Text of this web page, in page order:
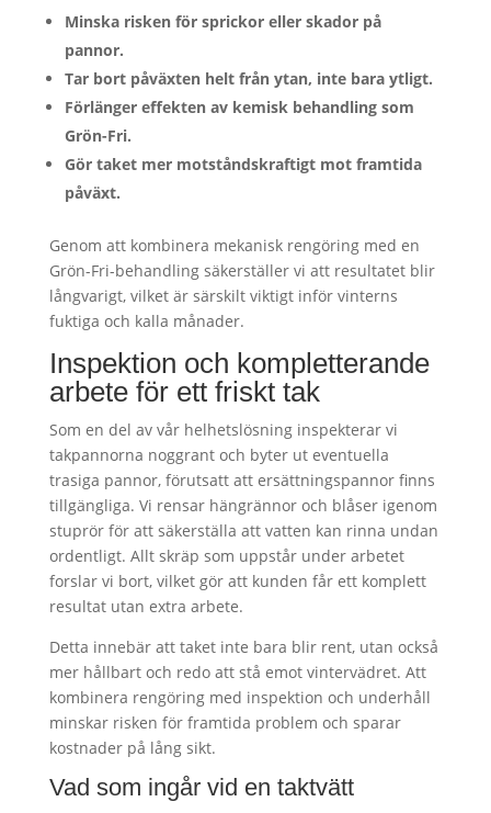
Minska risken för sprickor eller skador på
pannor.
Tar bort påväxten helt från ytan, inte bara ytligt.
Förlänger effekten av kemisk behandling som
Grön-Fri.
Gör taket mer motståndskraftigt mot framtida
påväxt.
Genom att kombinera mekanisk rengöring med en
Grön-Fri-behandling säkerställer vi att resultatet blir
långvarigt, vilket är särskilt viktigt inför vinterns
fuktiga och kalla månader.
Inspektion och kompletterande
arbete för ett friskt tak
Som en del av vår helhetslösning inspekterar vi
takpannorna noggrant och byter ut eventuella
trasiga pannor, förutsatt att ersättningspannor finns
tillgängliga. Vi rensar hängrännor och blåser igenom
stuprör för att säkerställa att vatten kan rinna undan
ordentligt. Allt skräp som uppstår under arbetet
forslar vi bort, vilket gör att kunden får ett komplett
resultat utan extra arbete.
Detta innebär att taket inte bara blir rent, utan också
mer hållbart och redo att stå emot vintervädret. Att
kombinera rengöring med inspektion och underhåll
minskar risken för framtida problem och sparar
kostnader på lång sikt.
Vad som ingår vid en taktvätt